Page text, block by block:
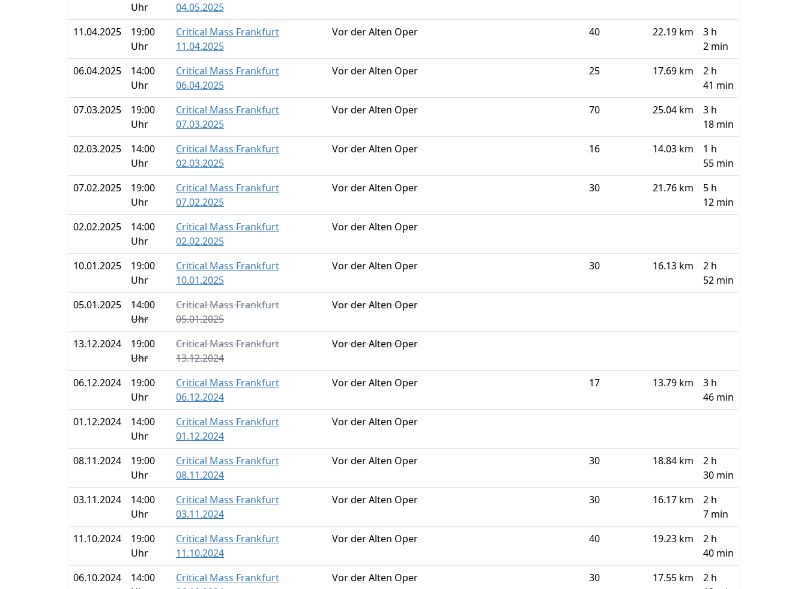
Uhr
04.05.2025
11.04.2025
19:00
Uhr
Critical Mass Frankfurt
11.04.2025
Vor der Alten Oper 40 22.19 km
3 h
2 min
06.04.2025
14:00
Uhr
Critical Mass Frankfurt
06.04.2025
Vor der Alten Oper 25 17.69 km
2 h
41 min
07.03.2025
19:00
Uhr
Critical Mass Frankfurt
07.03.2025
Vor der Alten Oper 70 25.04 km
3 h
18 min
02.03.2025
14:00
Uhr
Critical Mass Frankfurt
02.03.2025
Vor der Alten Oper 16 14.03 km
1 h
55 min
07.02.2025
19:00
Uhr
Critical Mass Frankfurt
07.02.2025
Vor der Alten Oper 30 21.76 km
5 h
12 min
02.02.2025
14:00
Uhr
Critical Mass Frankfurt
02.02.2025
Vor der Alten Oper
10.01.2025
19:00
Uhr
Critical Mass Frankfurt
10.01.2025
Vor der Alten Oper 30 16.13 km
2 h
52 min
05.01.2025
14:00
Uhr
Critical Mass Frankfurt
05.01.2025
Vor der Alten Oper
13.12.2024
19:00
Uhr
Critical Mass Frankfurt
13.12.2024
Vor der Alten Oper
06.12.2024
19:00
Uhr
Critical Mass Frankfurt
06.12.2024
Vor der Alten Oper 17 13.79 km
3 h
46 min
01.12.2024
14:00
Uhr
Critical Mass Frankfurt
01.12.2024
Vor der Alten Oper
08.11.2024
19:00
Uhr
Critical Mass Frankfurt
08.11.2024
Vor der Alten Oper 30 18.84 km
2 h
30 min
03.11.2024
14:00
Uhr
Critical Mass Frankfurt
03.11.2024
Vor der Alten Oper 30 16.17 km
2 h
7 min
11.10.2024
19:00
Uhr
Critical Mass Frankfurt
11.10.2024
Vor der Alten Oper 40 19.23 km
2 h
40 min
06.10.2024
14:00
Critical Mass Frankfurt
Vor der Alten Oper 30 17.55 km
2 h